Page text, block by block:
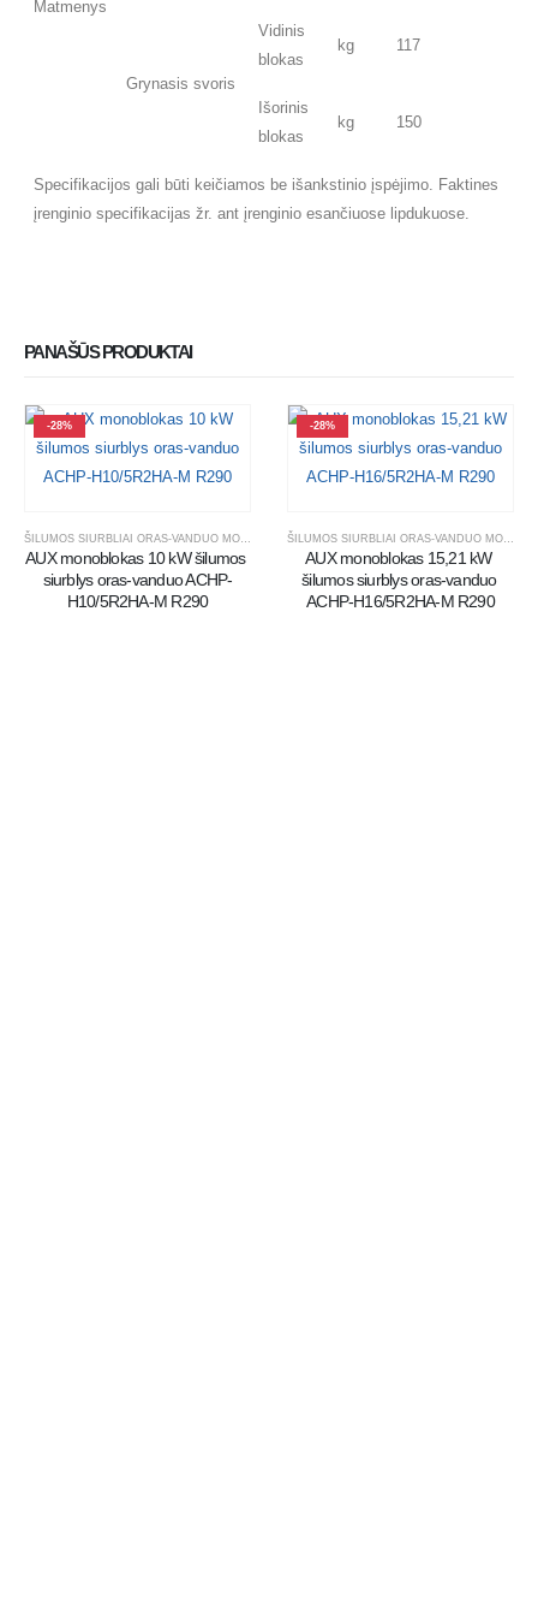
Matmenys
Grynasis svoris
Vidinis
blokas
kg 117
Išorinis
blokas
kg 150
Specifikacijos gali būti keičiamos be išankstinio įspėjimo. Faktines
įrenginio specifikacijas žr. ant įrenginio esančiuose lipdukuose.
PANAŠŪS PRODUKTAI
-28%
AUX monoblokas 10 kW šilumos
siurblys oras-vanduo ACHP-
H10/5R2HA-M R290
-28%
AUX monoblokas 15,21 kW
šilumos siurblys oras-vanduo
ACHP-H16/5R2HA-M R290